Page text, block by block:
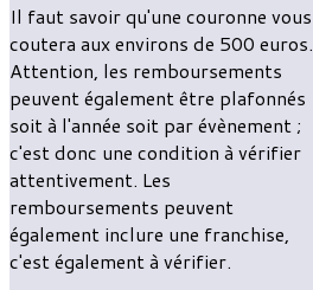
Il faut savoir qu'une couronne vous
coutera aux environs de 500 euros.
Attention, les remboursements
peuvent également être plafonnés
soit à l'année soit par évènement ;
c'est donc une condition à vérifier
attentivement. Les
remboursements peuvent
également inclure une franchise,
c'est également à vérifier.